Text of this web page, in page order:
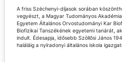
A friss Széchenyi-díjasok sorában
vegyészt, a Magyar Tudományos
Egyetem Általános Orvostudományi Kar
Biofizikai Tanszékének egyetemi tanárát,
indult. Édesapja, idősebb Szöllősi János
haláláig a nyíradonyi általános iskola